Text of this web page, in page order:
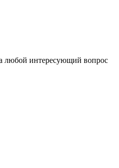
любой интересующий вопрос